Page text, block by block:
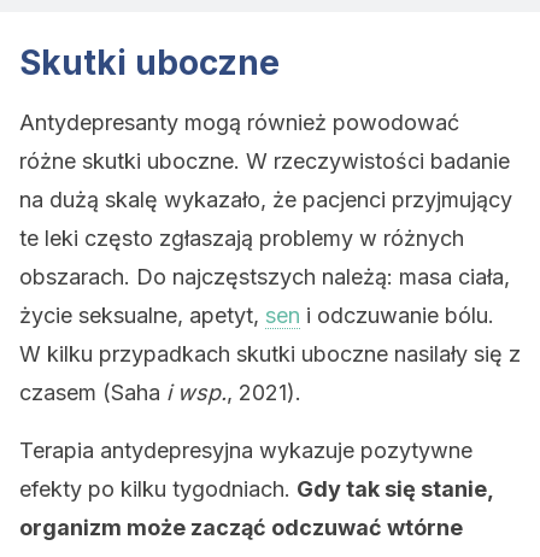
Skutki uboczne
Antydepresanty mogą również powodować
różne skutki uboczne. W rzeczywistości badanie
na dużą skalę wykazało, że pacjenci przyjmujący
te leki często zgłaszają problemy w różnych
obszarach. Do najczęstszych należą: masa ciała,
życie seksualne, apetyt, sen i odczuwanie bólu.
W kilku przypadkach skutki uboczne nasilały się z
czasem (Saha i wsp., 2021).
Terapia antydepresyjna wykazuje pozytywne
efekty po kilku tygodniach. Gdy tak się stanie,
organizm może zacząć odczuwać wtórne